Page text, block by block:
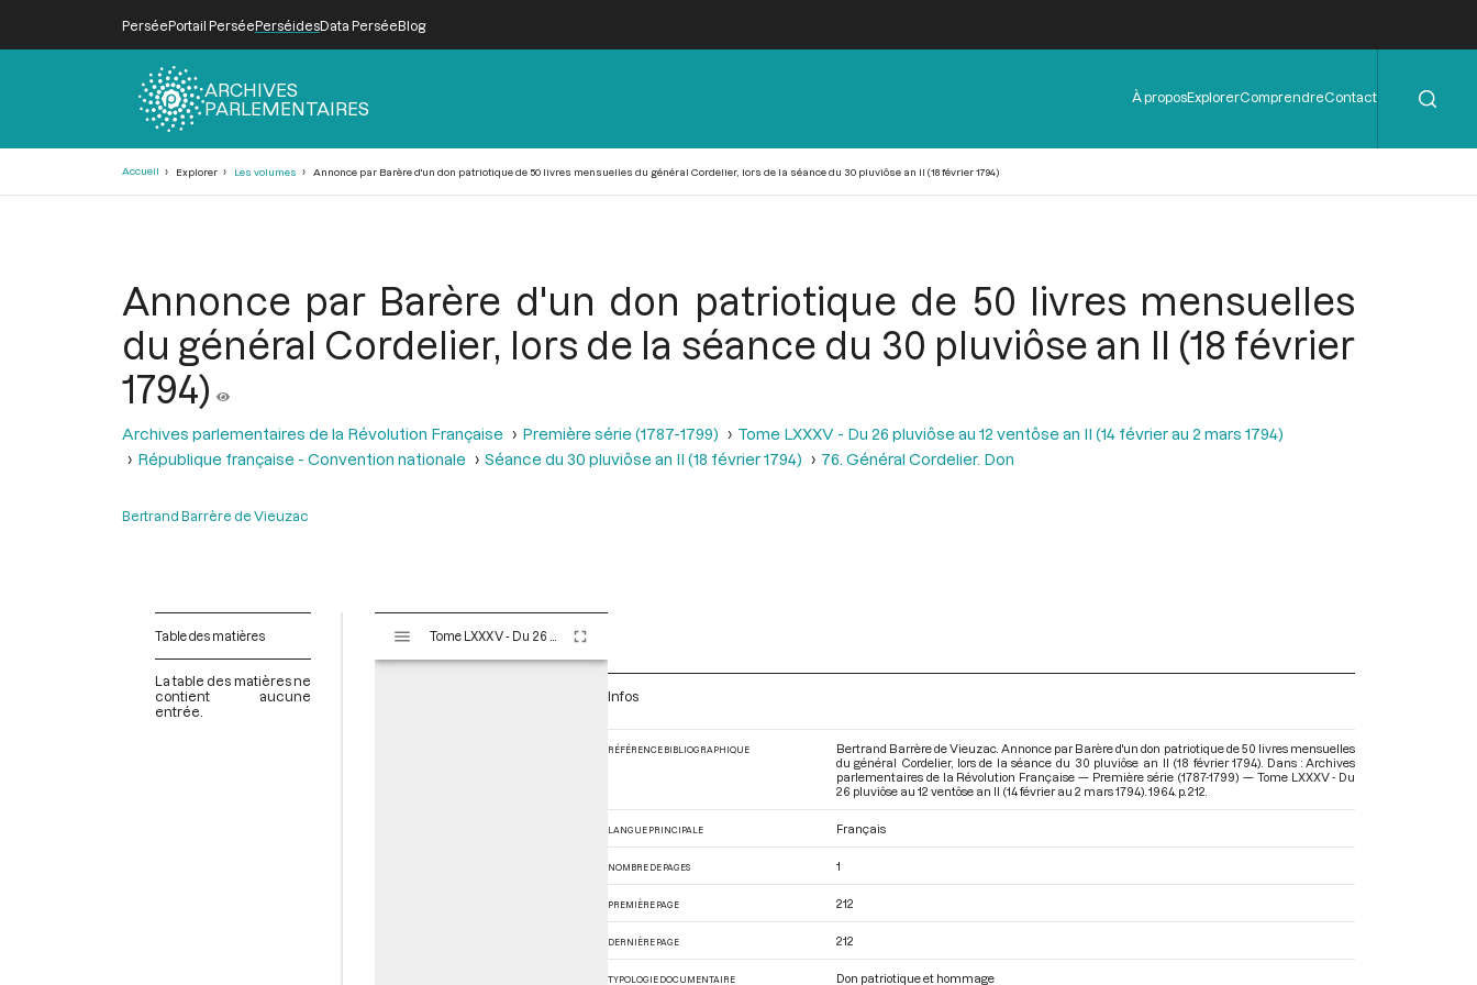
PerséePortail PerséePerséidesData PerséeBlog
ARCHIVES
PARLEMENTAIRES
Menu
de
À proposExplorerComprendreContact
Accueil Explorer Les volumes Annonce par Barère d'un don patriotique de 50 livres mensuelles du général Cordelier, lors de la séance du 30 pluviôse an II (18 février 1794)
Annonce par Barère d'un don patriotique de 50 livres mensuelles
du général Cordelier, lors de la séance du 30 pluviôse an II (18 février
1794)
Archives parlementaires de la Révolution Française Première série (1787-1799)
Tome LXXXV - Du 26 pluviôse au 12 ventôse an II (14 février au 2 mars 1794)
République française - Convention nationale
Séance du 30 pluviôse an II (18 février 1794) 76. Général Cordelier. Don
Bertrand Barrère de Vieuzac
Table des matières
La table des matières ne
contient aucune
entrée.
s
Infos
RÉFÉRENCE BIBLIOGRAPHIQUE
Bertrand Barrère de Vieuzac. Annonce par Barère d'un don patriotique de 50 livres mensuelles
du général Cordelier, lors de la séance du 30 pluviôse an II (18 février 1794). Dans : Archives
parlementaires de la Révolution Française — Première série (1787-1799) — Tome LXXXV - Du
26 pluviôse au 12 ventôse an II (14 février au 2 mars 1794) . 1964. p. 212.
LANGUE PRINCIPALE Français
NOMBRE DE PAGES 1
PREMIÈRE PAGE 212
DERNIÈRE PAGE 212
TYPOLOGIE DOCUMENTAIRE Don patriotique et hommage